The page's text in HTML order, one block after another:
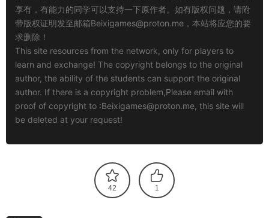
享有，有能力的同学可以支持一下原作者。如有版权问题，请附
带版权证明发至邮箱Beixigames@proton.me ，本站将应您的要
求删除！
This site resources from the network, only for players to
learn and exchange! The copyright belongs to the original
author, the ability of the students can support the original
author. If there is a copyright problem,Please email with
proof of copyright to :Beixigames@proton.me, this site will
be deleted at your request!
42 1